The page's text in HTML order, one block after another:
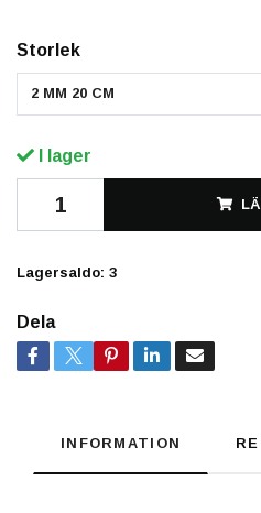
Storlek
2 MM 20 CM
I lager
Lagersaldo: 3
Dela
INFORMATION